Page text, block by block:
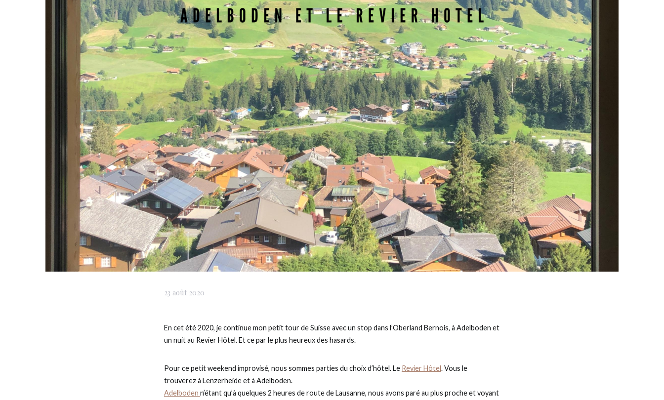
23 août 2020
En cet été 2020, je continue mon petit tour de Suisse avec un stop dans l’Oberland Bernois, à Adelboden et
un nuit au Revier Hôtel. Et ce par le plus heureux des hasards.
Pour ce petit weekend improvisé, nous sommes parties du choix d’hôtel. Le Revier Hôtel. Vous le
trouverez à Lenzerheide et à Adelboden.
Adelboden n’étant qu’à quelques 2 heures de route de Lausanne, nous avons paré au plus proche et voyant